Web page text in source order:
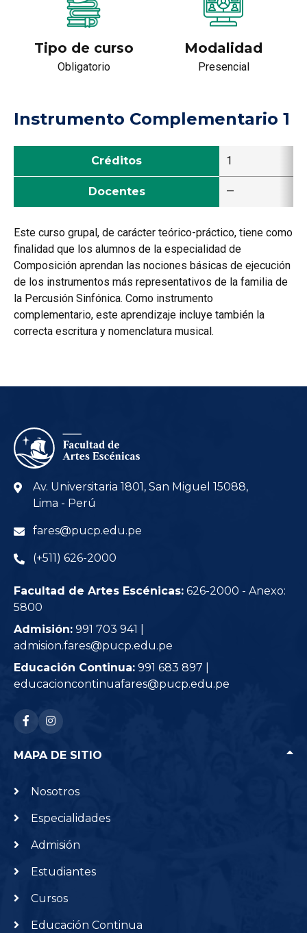
Tipo de curso
Obligatorio
Modalidad
Presencial
Instrumento Complementario 1
Créditos 1
Docentes —
Este curso grupal, de carácter teórico-práctico, tiene como
finalidad que los alumnos de la especialidad de
Composición aprendan las nociones básicas de ejecución
de los instrumentos más representativos de la familia de
la Percusión Sinfónica. Como instrumento
complementario, este aprendizaje incluye también la
correcta escritura y nomenclatura musical.
Av. Universitaria 1801, San Miguel 15088,
Lima - Perú
fares@pucp.edu.pe
(+511) 626-2000
Facultad de Artes Escénicas: 626-2000 - Anexo:
5800
Admisión: 991 703 941 |
admision.fares@pucp.edu.pe
Educación Continua: 991 683 897 |
educacioncontinuafares@pucp.edu.pe
RRSS: facebook-f
RRSS: instagram
MAPA DE SITIO
Nosotros
Especialidades
Admisión
Estudiantes
Cursos
Educación Continua